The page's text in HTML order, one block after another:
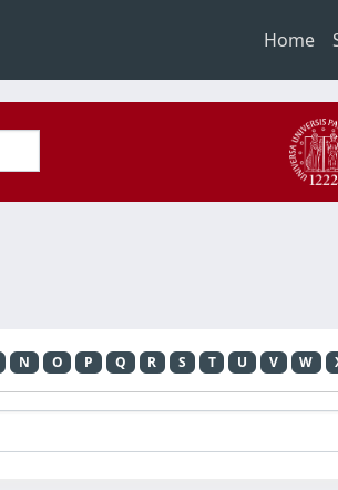
Home
N O P Q R S T U V W